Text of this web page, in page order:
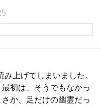
上げてしまいました。
初は、そうでもなかっ
か、足だけの幽霊だっ